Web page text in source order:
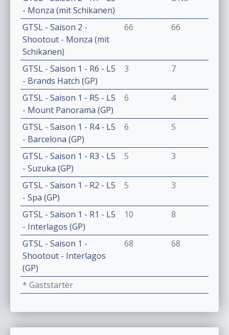
- Monza (mit Schikanen)
GTSL - Saison 2 -
Shootout - Monza (mit
Schikanen)
66 66
GTSL - Saison 1 - R6 - L5
- Brands Hatch (GP)
3 7
GTSL - Saison 1 - R5 - L5
- Mount Panorama (GP)
6 4
GTSL - Saison 1 - R4 - L5
- Barcelona (GP)
6 5
GTSL - Saison 1 - R3 - L5
- Suzuka (GP)
5 3
GTSL - Saison 1 - R2 - L5
- Spa (GP)
5 3
GTSL - Saison 1 - R1 - L5
- Interlagos (GP)
10 8
GTSL - Saison 1 -
Shootout - Interlagos
(GP)
68 68
* Gaststarter